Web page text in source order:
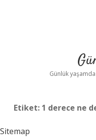
Günlük
Etiket: 1 derece ne
Sitemap